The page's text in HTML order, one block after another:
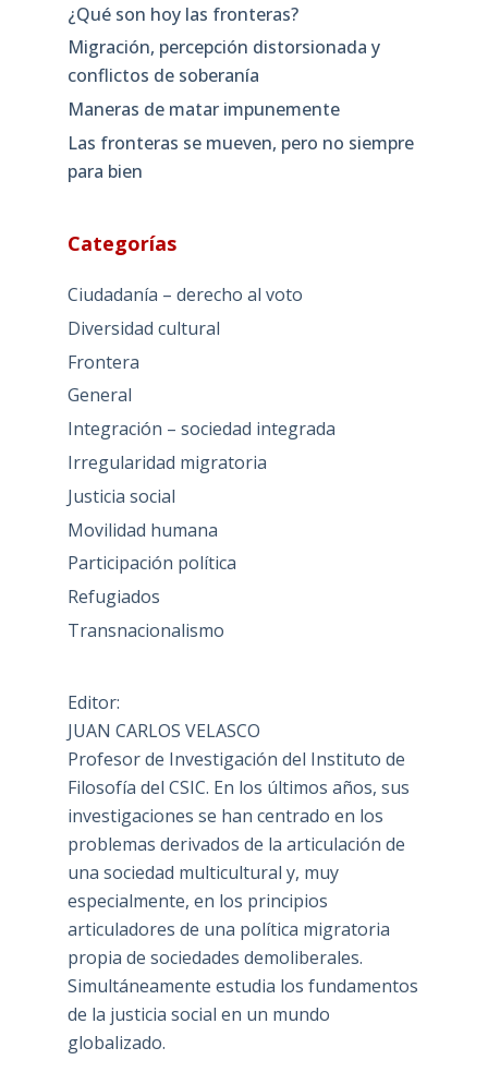
¿Qué son hoy las fronteras?
Migración, percepción distorsionada y
conflictos de soberanía
Maneras de matar impunemente
Las fronteras se mueven, pero no siempre
para bien
Categorías
Ciudadanía – derecho al voto
Diversidad cultural
Frontera
General
Integración – sociedad integrada
Irregularidad migratoria
Justicia social
Movilidad humana
Participación política
Refugiados
Transnacionalismo
Editor:
JUAN CARLOS VELASCO
Profesor de Investigación del Instituto de
Filosofía del CSIC. En los últimos años, sus
investigaciones se han centrado en los
problemas derivados de la articulación de
una sociedad multicultural y, muy
especialmente, en los principios
articuladores de una política migratoria
propia de sociedades demoliberales.
Simultáneamente estudia los fundamentos
de la justicia social en un mundo
globalizado.